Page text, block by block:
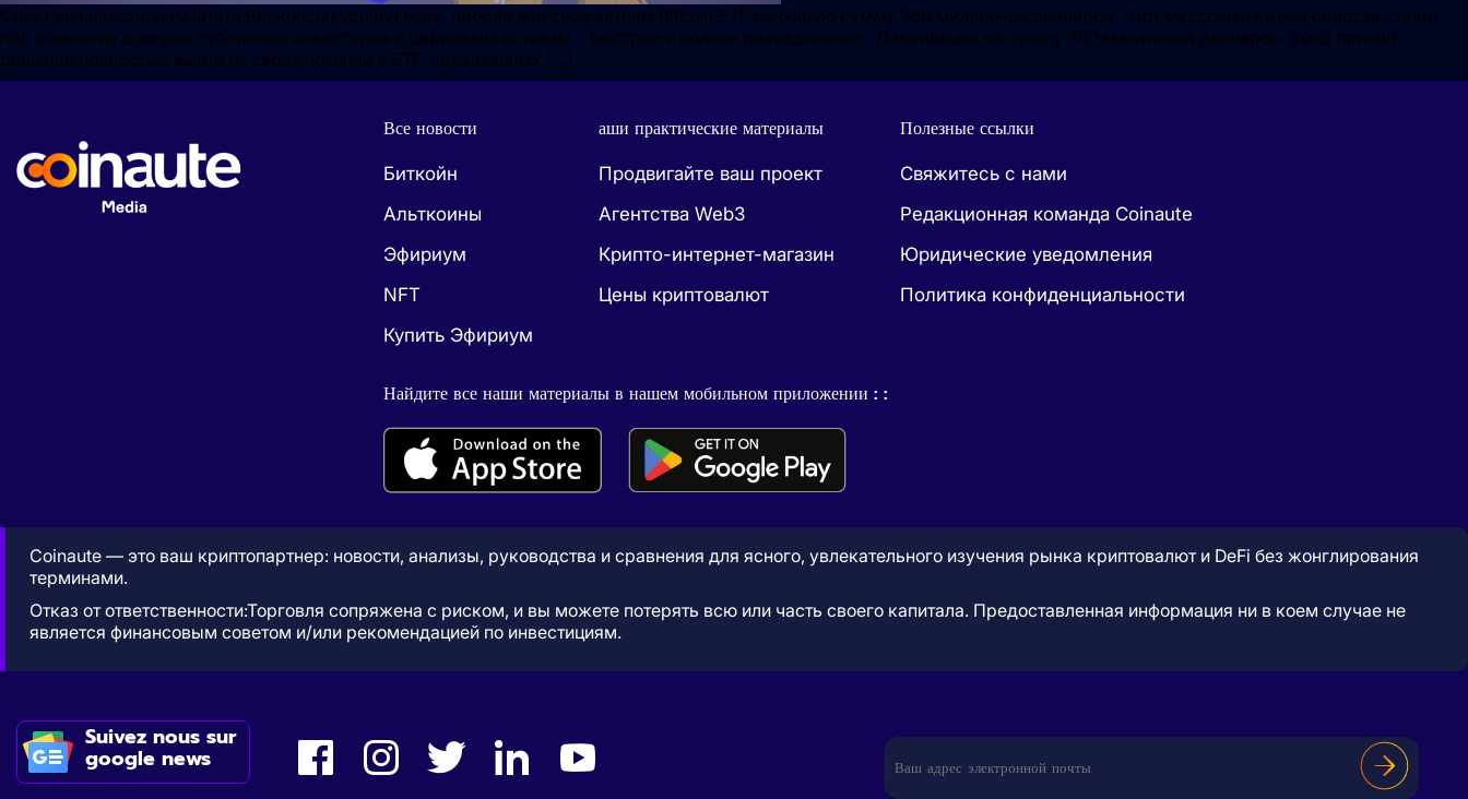
Совет по инвестициям штата Висконсин удивил всех, продав все свои активы Bitcoin ETF на общую сумму 350 миллионов долларов. Этот массовый вывод средств ставит
под сомнение доверие публичных инвесторов к цифровым активам. Быстрое и полное разъединение Ликвидация на сумму 350 миллионов долларов: фонд принял
решение полностью выйти из своих позиций в ETF, привязанных […]
Все новости
Биткойн
Альткоины
Эфириум
NFT
Купить Эфириум
аши практические материалы
Продвигайте ваш проект
Агентства Web3
Крипто-интернет-магазин
Цены криптовалют
Полезные ссылки
Свяжитесь с нами
Редакционная команда Coinaute
Юридические уведомления
Политика конфиденциальности
Найдите все наши материалы в нашем мобильном приложении : :
Coinaute — это ваш криптопартнер: новости, анализы, руководства и сравнения для ясного, увлекательного изучения рынка криптовалют и DeFi без жонглирования
терминами.
Отказ от ответственности:Торговля сопряжена с риском, и вы можете потерять всю или часть своего капитала. Предоставленная информация ни в коем случае не
является финансовым советом и/или рекомендацией по инвестициям.
Suivez nous sur
google news